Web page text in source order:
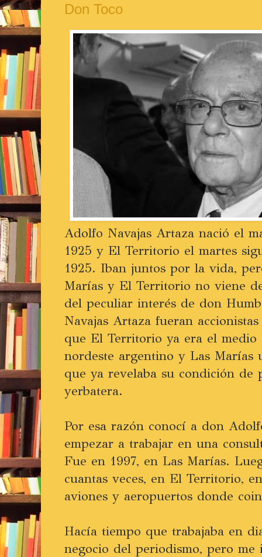
Don Toco
Adolfo Navajas Artaza nació el
1925 y El Territorio el martes
1925. Iban juntos por la vida,
Marías y El Territorio no viene
del peculiar interés de don
Navajas Artaza fueran
que El Territorio ya era el medio
nordeste argentino y Las Marías
que ya revelaba su condición de
yerbatera.
Por esa razón conocí a don
empezar a trabajar en una
Fue en 1997, en Las Marías.
cuantas veces, en El Territorio,
aviones y aeropuertos donde
Hacía tiempo que trabajaba en
negocio del periodismo, pero me